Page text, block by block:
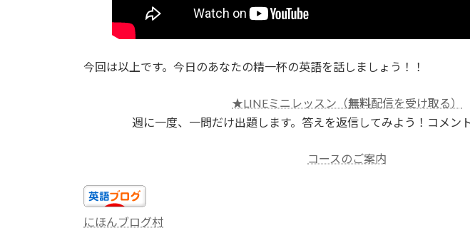
今回は以上です。今日のあなたの精一杯の英語を話しましょう！！
★LINEミニレッスン（無料配信を受け取る）
週に一度、一問だけ出題します。答えを返信してみよう！コメン
コースのご案内
にほんブログ村